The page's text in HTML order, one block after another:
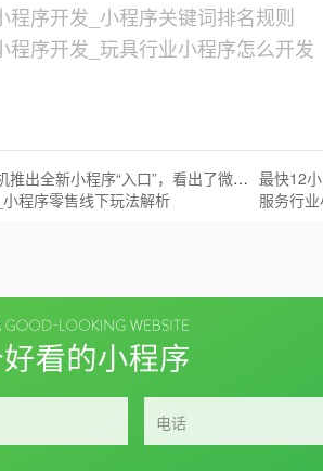
程序开发_小程序关键词排名规则
程序开发_玩具行业小程序怎么开发
微信联合三星手机推出全新小程序“入口”，看出了微信小程序的新重点 最快12
程序零售线下玩法解析
服务行
电话